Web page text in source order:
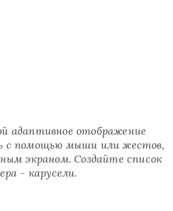
адаптивное отображение
с помощью мыши или жестов,
экраном. Создайте список
- карусели.